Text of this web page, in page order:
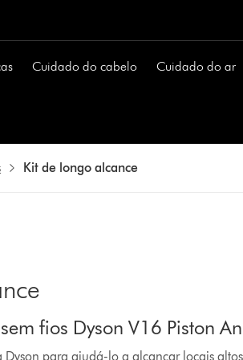
Cuidado do cabelo Cuidado do ar
Kit de longo alcance
fios Dyson V16 Piston
Dyson para ajudá-lo a alcançar locais